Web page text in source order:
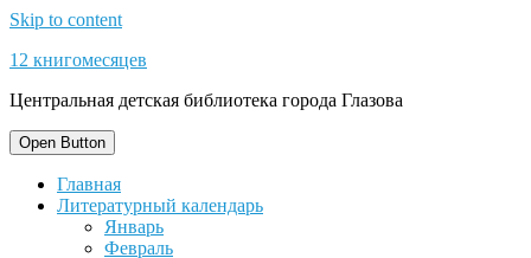
Skip to content
12 книгомесяцев
Центральная детская библиотека города Глазова
Open Button
Главная
Литературный календарь
Январь
Февраль